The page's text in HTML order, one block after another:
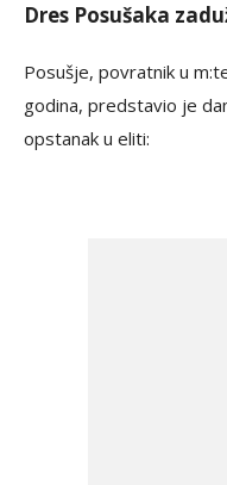
Dres Posušaka
Posušje, povratnik u
godina, predstavio je
opstanak u eliti: